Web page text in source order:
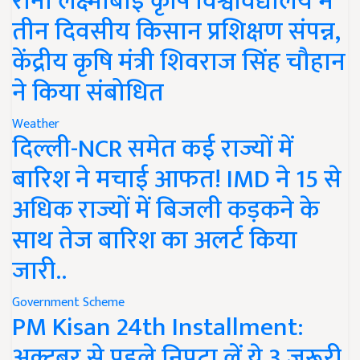
तीन दिवसीय किसान प्रशिक्षण संपन्न,
केंद्रीय कृषि मंत्री शिवराज सिंह चौहान
ने किया संबोधित
Weather
दिल्ली-NCR समेत कई राज्यों में
बारिश ने मचाई आफत! IMD ने 15 से
अधिक राज्यों में बिजली कड़कने के
साथ तेज बारिश का अलर्ट किया
जारी..
Government Scheme
PM Kisan 24th Installment: